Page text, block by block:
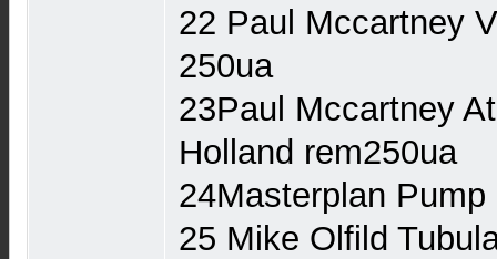
22 Paul Mccartney
250ua
23Paul Mccartney
Holland rem250ua
24Masterplan
25 Mike Olfild